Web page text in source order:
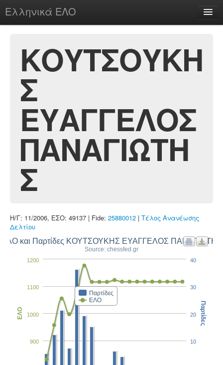
Ελληνικά ΕΛΟ
chesstu.be @ discord
Login
ΚΟΥΤΣΟΥΚΗ
Σ
ΕΥΑΓΓΕΛΟΣ
ΠΑΝΑΓΙΩΤΗ
Σ
Η/Γ: 11/2006, ΕΣΟ: 49137 | Fide: 25880012 | Τέλος Ανανέωσης
Δελτίου
ΕΛΟ και Παρτίδες ΚΟΥΤΣΟΥΚΗΣ ΕΥΑΓΓΕΛΟΣ ΠΑΝΑΓΙΩΤΗΣ
Source: chessfed.gr
Παρτίδες
ΕΛΟ
900
1000
1100
1200
ΕΛΟ
10
20
30
40
Παρτίδες